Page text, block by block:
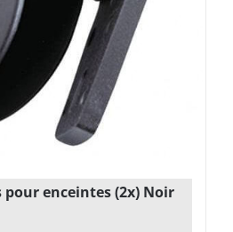
pour enceintes (2x) Noir